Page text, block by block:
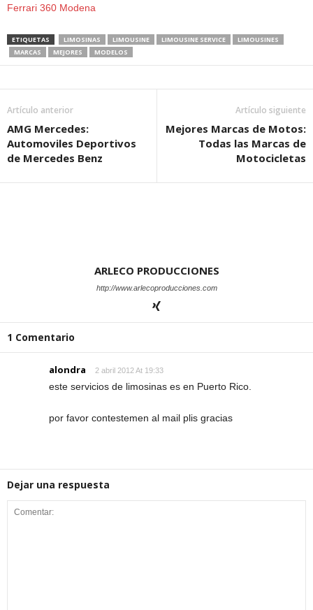
Ferrari 360 Modena
ETIQUETAS LIMOSINAS LIMOUSINE LIMOUSINE SERVICE
LIMOUSINES
MARCAS
MEJORES MODELOS
Artículo anterior
AMG Mercedes:
Automoviles Deportivos
de Mercedes Benz
Artículo siguiente
Mejores Marcas de Motos:
Todas las Marcas de
Motocicletas
ARLECO PRODUCCIONES
http://www.arlecoproducciones.com
1 Comentario
alondra 2 abril 2012 At 19:33
este servicios de limosinas es en Puerto Rico.
por favor contestemen al mail plis gracias
Dejar una respuesta